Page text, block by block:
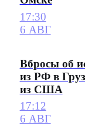
17:30
6 АВГ
Вбросы об
из РФ в
из США
17:12
6 АВГ